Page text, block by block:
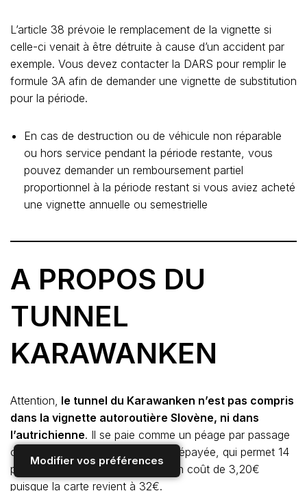
Modifier vos préférences
L’article 38 prévoie le remplacement de la vignette si
celle-ci venait à être détruite à cause d’un accident par
exemple. Vous devez contacter la DARS pour remplir le
formule 3A afin de demander une vignette de substitution
pour la période.
En cas de destruction ou de véhicule non réparable
ou hors service pendant la période restante, vous
pouvez demander un remboursement partiel
proportionnel à la période restant si vous aviez acheté
une vignette annuelle ou semestrielle
A PROPOS DU
TUNNEL
KARAWANKEN
Attention, le tunnel du Karawanken n’est pas compris
dans la vignette autoroutière Slovène, ni dans
l’autrichienne. Il se paie comme un péage par passage
ou avec la Multicard, une carte prépayée, qui permet 14
passages pendant 30 jours soit un coût de 3,20€
puisque la carte revient à 32€.